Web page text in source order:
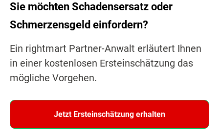
Sie möchten Schadensersatz oder
Schmerzensgeld einfordern?
Ein rightmart Partner-Anwalt erläutert Ihnen
in einer kostenlosen Ersteinschätzung das
mögliche Vorgehen.
Jetzt Ersteinschätzung erhalten